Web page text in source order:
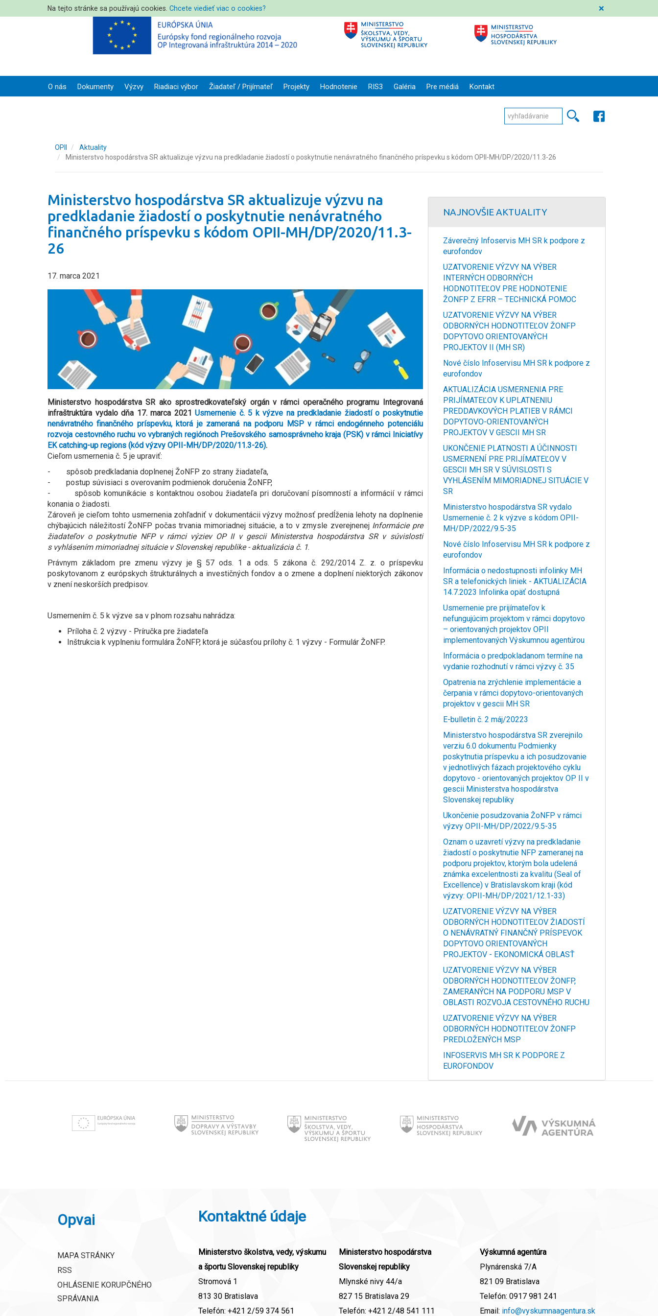
Na tejto stránke sa používajú cookies. Chcete viedieť viac o cookies? ❌
O nás Dokumenty Výzvy Riadiaci výbor Žiadateľ / Prijímateľ Projekty Hodnotenie RIS3 Galéria Pre médiá Kontakt
OPII
Aktuality
Ministerstvo hospodárstva SR aktualizuje výzvu na predkladanie žiadostí o poskytnutie nenávratného finančného príspevku s kódom OPII-MH/DP/2020/11.3-26
Ministerstvo hospodárstva SR aktualizuje výzvu na
predkladanie žiadostí o poskytnutie nenávratného
finančného príspevku s kódom OPII-MH/DP/2020/11.3-
26
17. marca 2021
Ministerstvo hospodárstva SR ako sprostredkovateľský orgán v rámci operačného programu Integrovaná
infraštruktúra vydalo dňa 17. marca 2021Usmernenie č. 5 k výzve na predkladanie žiadostí o poskytnutie
nenávratného finančného príspevku, ktorá je zameraná na podporu MSP v rámci endogénneho potenciálu
rozvoja cestovného ruchu vo vybraných regiónoch Prešovského samosprávneho kraja (PSK) v rámci Iniciatívy
EK catching-up regions (kód výzvy OPII-MH/DP/2020/11.3-26).
Cieľom usmernenia č. 5 je upraviť:
- spôsob predkladania doplnenej ŽoNFP zo strany žiadateľa,
- postup súvisiaci s overovaním podmienok doručenia ŽoNFP,
- spôsob komunikácie s kontaktnou osobou žiadateľa pri doručovaní písomností a informácií v rámci
konania o žiadosti.
Zároveň je cieľom tohto usmernenia zohľadniť v dokumentácii výzvy možnosť predĺženia lehoty na doplnenie
chýbajúcich náležitostí ŽoNFP počas trvania mimoriadnej situácie, a to v zmysle zverejnenej Informácie pre
žiadateľov o poskytnutie NFP v rámci výziev OP II v gescii Ministerstva hospodárstva SR v súvislosti
s vyhlásením mimoriadnej situácie v Slovenskej republike - aktualizácia č. 1.
​Právnym základom pre zmenu výzvy je § 57 ods. 1 a ods. 5 zákona č. 292/2014 Z. z. o príspevku
poskytovanom z európskych štrukturálnych a investičných fondov a o zmene a doplnení niektorých zákonov
v znení neskorších predpisov.
Usmernením č. 5 k výzve sa v plnom rozsahu nahrádza:
Príloha č. 2 výzvy - Príručka pre žiadateľa
Inštrukcia k vyplneniu formulára ŽoNFP, ktorá je súčasťou prílohy č. 1 výzvy - Formulár ŽoNFP.
NAJNOVŠIE AKTUALITY
Záverečný Infoservis MH SR k podpore z
eurofondov
UZATVORENIE VÝZVY NA VÝBER
INTERNÝCH ODBORNÝCH
HODNOTITEĽOV PRE HODNOTENIE
ŽONFP Z EFRR – TECHNICKÁ POMOC
UZATVORENIE VÝZVY NA VÝBER
ODBORNÝCH HODNOTITEĽOV ŽONFP
DOPYTOVO ORIENTOVANÝCH
PROJEKTOV II (MH SR)
Nové číslo Infoservisu MH SR k podpore z
eurofondov
AKTUALIZÁCIA USMERNENIA PRE
PRIJÍMATEĽOV K UPLATNENIU
PREDDAVKOVÝCH PLATIEB V RÁMCI
DOPYTOVO-ORIENTOVANÝCH
PROJEKTOV V GESCII MH SR
UKONČENIE PLATNOSTI A ÚČINNOSTI
USMERNENÍ PRE PRIJÍMATEĽOV V
GESCII MH SR V SÚVISLOSTI S
VYHLÁSENÍM MIMORIADNEJ SITUÁCIE V
SR
Ministerstvo hospodárstva SR vydalo
Usmernenie č. 2 k výzve s kódom OPII-
MH/DP/2022/9.5-35
Nové číslo Infoservisu MH SR k podpore z
eurofondov
Informácia o nedostupnosti infolinky MH
SR a telefonických liniek - AKTUALIZÁCIA
14.7.2023 Infolinka opäť dostupná
Usmernenie pre prijímateľov k
nefungujúcim projektom v rámci dopytovo
– orientovaných projektov OPII
implementovaných Výskumnou agentúrou
Informácia o predpokladanom termíne na
vydanie rozhodnutí v rámci výzvy č. 35
Opatrenia na zrýchlenie implementácie a
čerpania v rámci dopytovo-orientovaných
projektov v gescii MH SR
E-bulletin č. 2 máj/20223
Ministerstvo hospodárstva SR zverejnilo
verziu 6.0 dokumentu Podmienky
poskytnutia príspevku a ich posudzovanie
v jednotlivých fázach projektového cyklu
dopytovo - orientovaných projektov OP II v
gescii Ministerstva hospodárstva
Slovenskej republiky
Ukončenie posudzovania ŽoNFP v rámci
výzvy OPII-MH/DP/2022/9.5-35
Oznam o uzavretí výzvy na predkladanie
žiadostí o poskytnutie NFP zameranej na
podporu projektov, ktorým bola udelená
známka excelentnosti za kvalitu (Seal of
Excellence) v Bratislavskom kraji (kód
výzvy: OPII-MH/DP/2021/12.1-33)
UZATVORENIE VÝZVY NA VÝBER
ODBORNÝCH HODNOTITEĽOV ŽIADOSTÍ
O NENÁVRATNÝ FINANČNÝ PRÍSPEVOK
DOPYTOVO ORIENTOVANÝCH
PROJEKTOV - EKONOMICKÁ OBLASŤ
UZATVORENIE VÝZVY NA VÝBER
ODBORNÝCH HODNOTITEĽOV ŽONFP,
ZAMERANÝCH NA PODPORU MSP V
OBLASTI ROZVOJA CESTOVNÉHO RUCHU
UZATVORENIE VÝZVY NA VÝBER
ODBORNÝCH HODNOTITEĽOV ŽONFP
PREDLOŽENÝCH MSP
INFOSERVIS MH SR K PODPORE Z
EUROFONDOV
Opvai
MAPA STRÁNKY
RSS
OHLÁSENIE KORUPČNÉHO
SPRÁVANIA
Kontaktné údaje
Ministerstvo školstva, vedy, výskumu
a športu Slovenskej republiky
Stromová 1
813 30 Bratislava
Telefón: +421 2/59 374 561
Ministerstvo hospodárstva
Slovenskej republiky
Mlynské nivy 44/a
827 15 Bratislava 29
Telefón: +421 2/48 541 111
Výskumná agentúra
Plynárenská 7/A
821 09 Bratislava
Telefón: 0917 981 241
Email: info@vyskumnaagentura.sk